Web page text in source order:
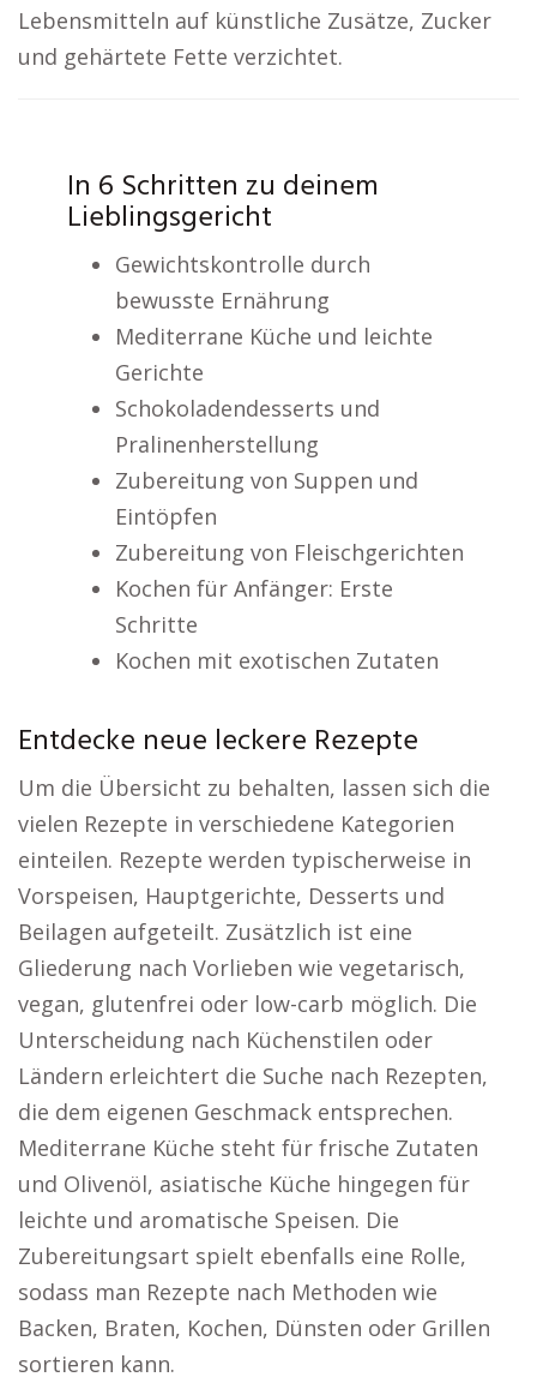
Lebensmitteln auf künstliche Zusätze, Zucker
und gehärtete Fette verzichtet.
In 6 Schritten zu deinem
Lieblingsgericht
Gewichtskontrolle durch
bewusste Ernährung
Mediterrane Küche und leichte
Gerichte
Schokoladendesserts und
Pralinenherstellung
Zubereitung von Suppen und
Eintöpfen
Zubereitung von Fleischgerichten
Kochen für Anfänger: Erste
Schritte
Kochen mit exotischen Zutaten
Entdecke neue leckere Rezepte
Um die Übersicht zu behalten, lassen sich die
vielen Rezepte in verschiedene Kategorien
einteilen. Rezepte werden typischerweise in
Vorspeisen, Hauptgerichte, Desserts und
Beilagen aufgeteilt. Zusätzlich ist eine
Gliederung nach Vorlieben wie vegetarisch,
vegan, glutenfrei oder low-carb möglich. Die
Unterscheidung nach Küchenstilen oder
Ländern erleichtert die Suche nach Rezepten,
die dem eigenen Geschmack entsprechen.
Mediterrane Küche steht für frische Zutaten
und Olivenöl, asiatische Küche hingegen für
leichte und aromatische Speisen. Die
Zubereitungsart spielt ebenfalls eine Rolle,
sodass man Rezepte nach Methoden wie
Backen, Braten, Kochen, Dünsten oder Grillen
sortieren kann.